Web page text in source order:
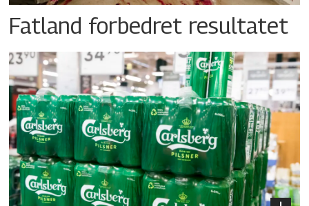
Fatland forbedret resultatet